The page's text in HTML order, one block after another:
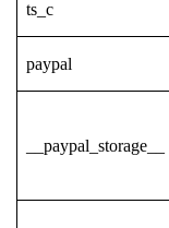
ts_c
paypal
__paypal_storage__